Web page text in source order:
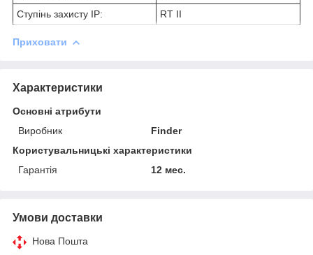
Ступінь захисту ІР:
RT II
Приховати
Характеристики
Основні атрибути
Виробник
Finder
Користувальницькі характеристики
Гарантія
12 мес.
Умови доставки
Нова Пошта